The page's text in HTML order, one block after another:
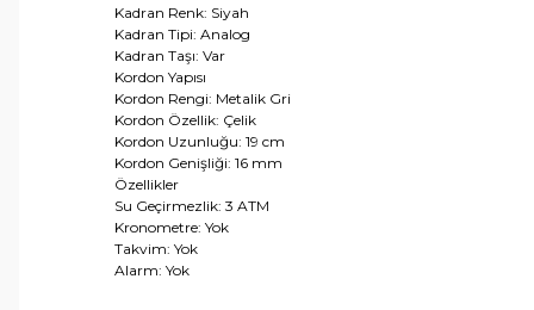
Kadran Renk: Siyah
Kadran Tipi: Analog
Kadran Taşı: Var
Kordon Yapısı
Kordon Rengi: Metalik Gri
Kordon Özellik: Çelik
Kordon Uzunluğu: 19 cm
Kordon Genişliği: 16 mm
Özellikler
Su Geçirmezlik: 3 ATM
Kronometre: Yok
Takvim: Yok
Alarm: Yok